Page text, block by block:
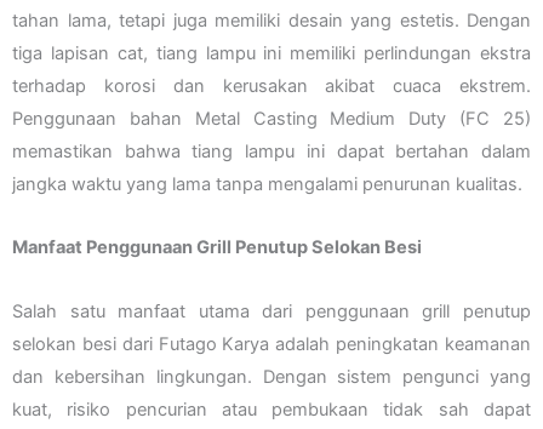
tahan lama, tetapi juga memiliki desain yang estetis. Dengan
tiga lapisan cat, tiang lampu ini memiliki perlindungan ekstra
terhadap korosi dan kerusakan akibat cuaca ekstrem.
Penggunaan bahan Metal Casting Medium Duty (FC 25)
memastikan bahwa tiang lampu ini dapat bertahan dalam
jangka waktu yang lama tanpa mengalami penurunan kualitas.
Manfaat Penggunaan Grill Penutup Selokan Besi
Salah satu manfaat utama dari penggunaan grill penutup
selokan besi dari Futago Karya adalah peningkatan keamanan
dan kebersihan lingkungan. Dengan sistem pengunci yang
kuat, risiko pencurian atau pembukaan tidak sah dapat